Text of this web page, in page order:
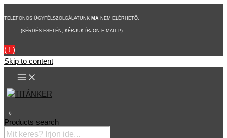
TELEFONOS ÜGYFÉLSZOLGÁLATUNK MA NEM ELÉRHETŐ.
(KÉRDÉS ESETÉN, KÉRJÜK ÍRJON E-MAILT!)
( ! )
Skip to content
0
Products search